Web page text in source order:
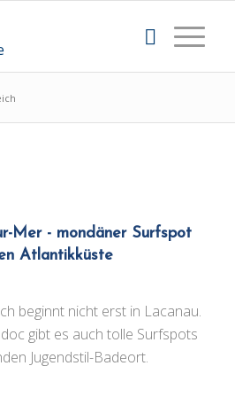
Mer - mondäner Surfspot
Atlantikküste
beginnt nicht erst in Lacanau.
gibt es auch tolle Surfspots
Jugendstil-Badeort.